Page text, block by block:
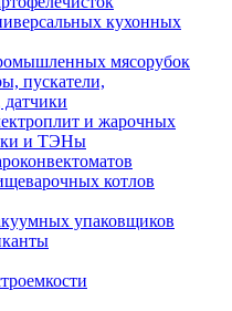
кухонных
мясорубок
пускатели,
датчики
и жарочных
и ТЭНы
котлов
упаковщиков